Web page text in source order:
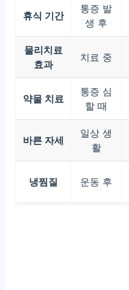
휴식 기간
통증 발
생 후
물리치료
효과
치료 중
약물 치료
통증 심
할 때
바른 자세
일상 생
활
냉찜질 운동 후